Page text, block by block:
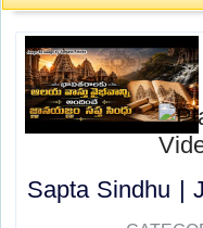
Sapta Sindhu |